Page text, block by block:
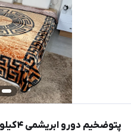
پتوضخیم دورو ابریشمی ۴کیلویی برند bonito طلایی کد۱۱